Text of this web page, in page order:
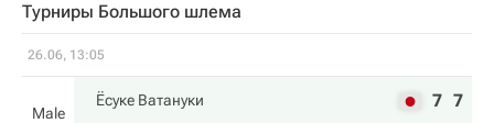
Турниры Большого шлема
26.06, 13:05
Male
Ёсуке Ватануки 7 7